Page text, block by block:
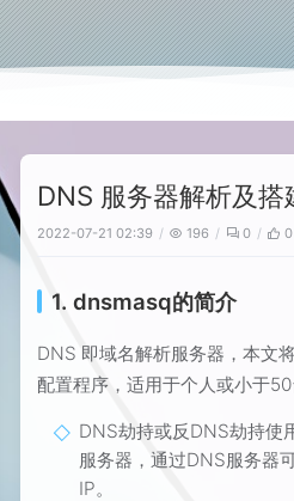
DNS 服务器解析及搭
2022-07-21 02:39 196 0 0
1. dnsmasq的简介
DNS 即域名解析服务器，本文
配置程序，适用于个人或小于50
DNS劫持或反DNS劫持使
服务器，通过DNS服务器
IP。